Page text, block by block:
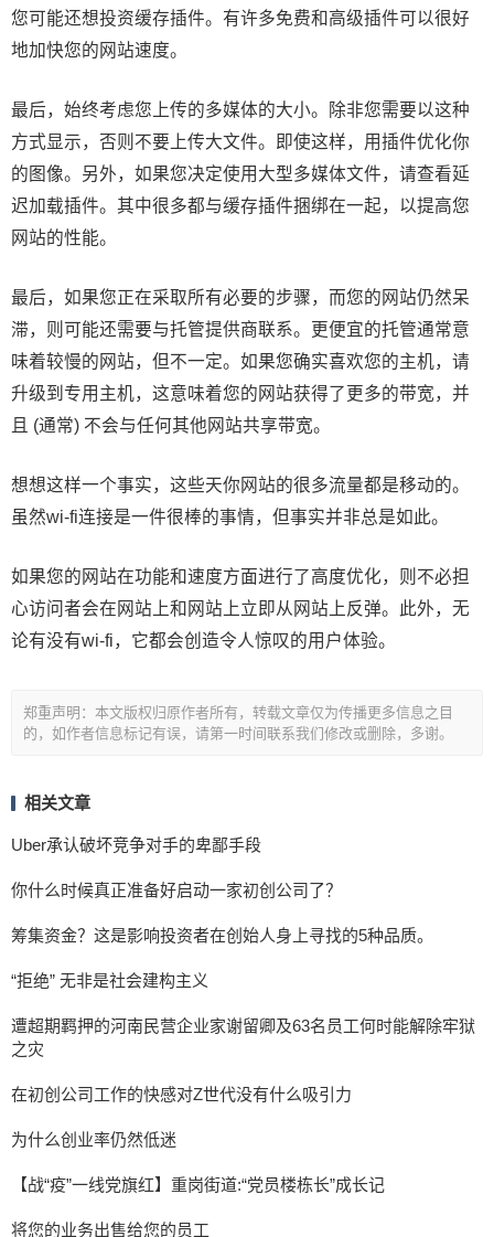
您可能还想投资缓存插件。有许多免费和高级插件可以很好
地加快您的网站速度。
最后，始终考虑您上传的多媒体的大小。除非您需要以这种
方式显示，否则不要上传大文件。即使这样，用插件优化你
的图像。另外，如果您决定使用大型多媒体文件，请查看延
迟加载插件。其中很多都与缓存插件捆绑在一起，以提高您
网站的性能。
最后，如果您正在采取所有必要的步骤，而您的网站仍然呆
滞，则可能还需要与托管提供商联系。更便宜的托管通常意
味着较慢的网站，但不一定。如果您确实喜欢您的主机，请
升级到专用主机，这意味着您的网站获得了更多的带宽，并
且 (通常) 不会与任何其他网站共享带宽。
想想这样一个事实，这些天你网站的很多流量都是移动的。
虽然wi-fi连接是一件很棒的事情，但事实并非总是如此。
如果您的网站在功能和速度方面进行了高度优化，则不必担
心访问者会在网站上和网站上立即从网站上反弹。此外，无
论有没有wi-fi，它都会创造令人惊叹的用户体验。
郑重声明：本文版权归原作者所有，转载文章仅为传播更多信息之目
的，如作者信息标记有误，请第一时间联系我们修改或删除，多谢。
相关文章
Uber承认破坏竞争对手的卑鄙手段
你什么时候真正准备好启动一家初创公司了？
筹集资金？这是影响投资者在创始人身上寻找的5种品质。
“拒绝” 无非是社会建构主义
遭超期羁押的河南民营企业家谢留卿及63名员工何时能解除牢狱
之灾
在初创公司工作的快感对Z世代没有什么吸引力
为什么创业率仍然低迷
【战“疫”一线党旗红】重岗街道:“党员楼栋长”成长记
将您的业务出售给您的员工